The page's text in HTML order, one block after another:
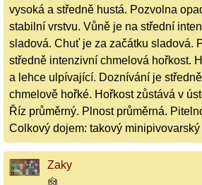
vysoká a středně hustá. Pozvolna
stabilní vrstvu. Vůně je na střední
sladová. Chuť je za začátku sladová.
středně intenzivní chmelová hořkost.
a lehce ulpívající. Doznívání je
chmelově hořké. Hořkost zůstává v
Říz průměrný. Plnost průměrná.
Colkový dojem: takový minipivovarský
Zaky